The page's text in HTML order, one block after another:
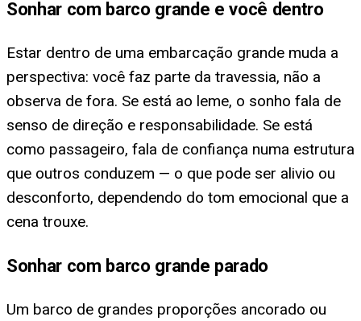
Sonhar com barco grande e você dentro
Estar dentro de uma embarcação grande muda a
perspectiva: você faz parte da travessia, não a
observa de fora. Se está ao leme, o sonho fala de
senso de direção e responsabilidade. Se está
como passageiro, fala de confiança numa estrutura
que outros conduzem — o que pode ser alivio ou
desconforto, dependendo do tom emocional que a
cena trouxe.
Sonhar com barco grande parado
Um barco de grandes proporções ancorado ou